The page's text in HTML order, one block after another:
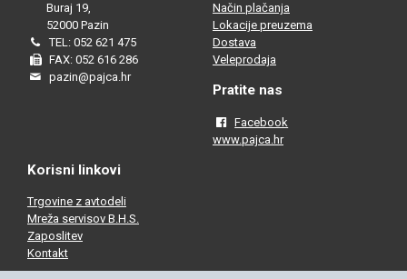
Buraj 19,
52000 Pazin
TEL: 052 621 475
FAX: 052 616 286
pazin@pajca.hr
Način plačanja
Lokacije preuzema
Dostava
Veleprodaja
Pratite nas
Facebook
www.pajca.hr
Korisni linkovi
Trgovine z avtodeli
Mreža servisov B.H.S.
Zaposlitev
Kontakt